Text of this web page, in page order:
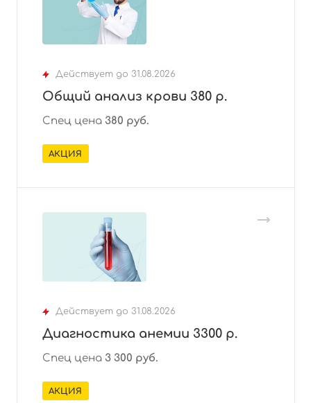
Действует до 31.08.2026
Общий анализ крови 380 р.
Спец цена 380 руб.
АКЦИЯ
Действует до 31.08.2026
Диагностика анемии 3300 р.
Спец цена 3 300 руб.
АКЦИЯ